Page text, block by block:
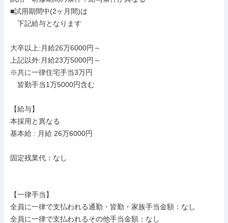
■試用期間中(2ヶ月間)は
下記給与となります
大卒以上:月給26万6000円～
上記以外:月給23万5000円～
※共に一律住宅手当3万円
皆勤手当1万5000円含む
【給与】
本採用と異なる
基本給 : 月給 26万6000円
固定残業代：なし
【一律手当】
全員に一律で支払われる通勤・皆勤・家族手当金額：なし